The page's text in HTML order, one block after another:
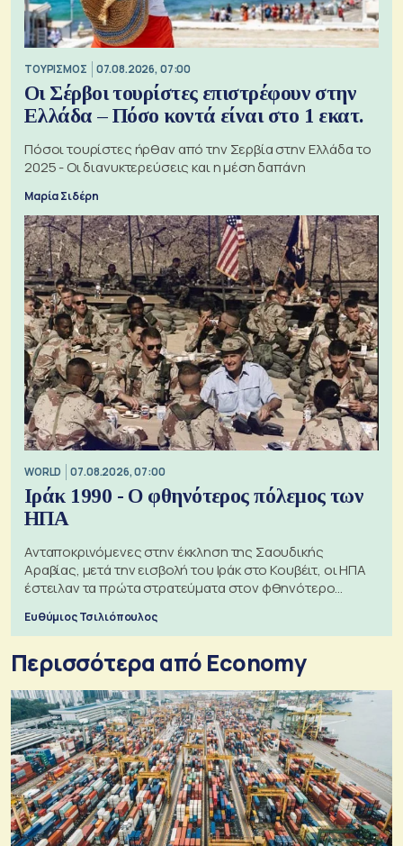
ΤΟΥΡΙΣΜΟΣ 07.08.2026, 07:00
Οι Σέρβοι τουρίστες επιστρέφουν στην
Ελλάδα – Πόσο κοντά είναι στο 1 εκατ.
Πόσοι τουρίστες ήρθαν από την Σερβία στην Ελλάδα το
2025 - Οι διανυκτερεύσεις και η μέση δαπάνη
Μαρία Σιδέρη
WORLD 07.08.2026, 07:00
Ιράκ 1990 - Ο φθηνότερος πόλεμος των
ΗΠΑ
Ανταποκρινόμενες στην έκκληση της Σαουδικής
Αραβίας, μετά την εισβολή του Ιράκ στο Κουβέιτ, οι ΗΠΑ
έστειλαν τα πρώτα στρατεύματα στον φθηνότερο
Ευθύμιος Τσιλιόπουλος
Περισσότερα από Economy